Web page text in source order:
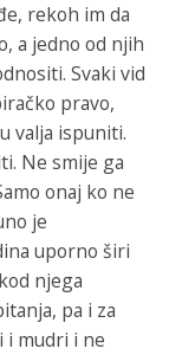
rekoh im da
a jedno od njih
Svaki vid
pravo,
valja ispuniti.
Ne smije ga
onaj ko ne
je
uporno širi
njega
pa i za
i mudri i ne